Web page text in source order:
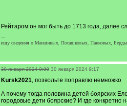
Рейтаром он мог быть до 1713 года, далее
---
ищу сведения о Маншиных, Посашковых, Панковых,
30 января 2024 9:00 30 января 2024 9:17
Kursk2021, позвольте поправлю немножко
А почему тогда половина детей боярских
городовые дети боярские? И где конкретно